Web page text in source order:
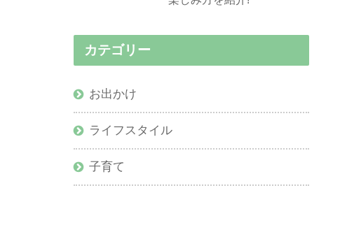
カテゴリー
お出かけ
ライフスタイル
子育て